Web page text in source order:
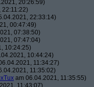
20:26:59)
22:11:22)
22:33:14)
00:47:49)
07:38:50)
07:47:04)
10:24:25)
10:44:24)
11:34:27)
11:35:02)
am 06.04.2021, 11:35:55)
11:43:07)